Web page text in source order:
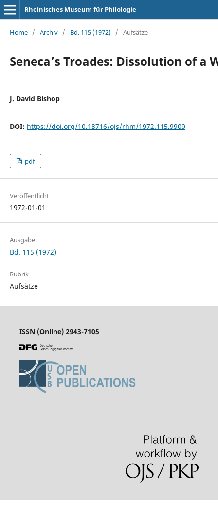
Rheinisches Museum für Philologie
Home / Archiv / Bd. 115 (1972) / Aufsätze
Seneca’s Troades: Dissolution of a
J. David Bishop
DOI: https://doi.org/10.18716/ojs/rhm/1972.115.9909
pdf
Veröffentlicht
1972-01-01
Ausgabe
Bd. 115 (1972)
Rubrik
Aufsätze
ISSN (Online) 2943-7105